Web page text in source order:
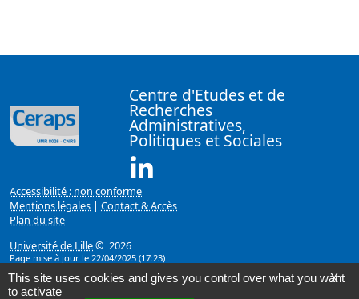
Centre d'Etudes et de
Recherches
Administratives,
Politiques et Sociales
Accessibilité : non conforme
Mentions légales | Contact & Accès
Plan du site
Université de Lille© 2026
Page mise à jour le 22/04/2025 (17:23)
X
This site uses cookies and gives you control over what you want
to activate